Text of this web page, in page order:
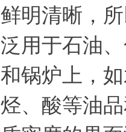
鲜明清晰，
泛用于石油
和锅炉上，
烃、酸等油